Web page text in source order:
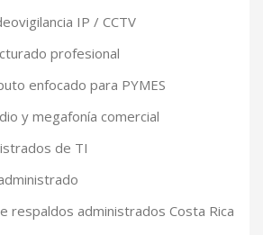
IP / CCTV
profesional
enfocado para PYMES
y megafonía comercial
de TI
respaldos administrados Costa Rica